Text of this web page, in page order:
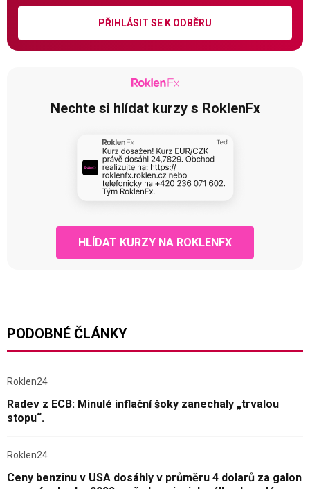
PŘIHLÁSIT SE K ODBĚRU
Nechte si hlídat kurzy s RoklenFx
HLÍDAT KURZY NA ROKLENFX
PODOBNÉ ČLÁNKY
Roklen24
Radev z ECB: Minulé inflační šoky zanechaly „trvalou
stopu“.
Roklen24
Ceny benzinu v USA dosáhly v průměru 4 dolarů za galon